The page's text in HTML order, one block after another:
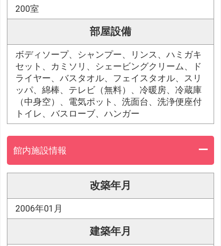
200室
部屋設備
ボディソープ、シャンプー、リンス、ハミガキ
セット、カミソリ、シェービングクリーム、ド
ライヤー、バスタオル、フェイスタオル、スリ
ッパ、綿棒、テレビ（無料）、冷暖房、冷蔵庫
（中身空）、電気ポット、洗面台、洗浄便座付
トイレ、バスローブ、ハンガー
館内施設情報
改築年月
2006年01月
建築年月